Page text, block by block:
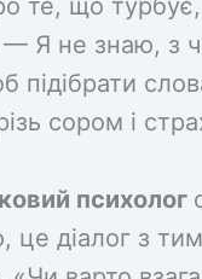
те, що
Я не знаю, з
підібрати
сором і
психолог
це діалог з